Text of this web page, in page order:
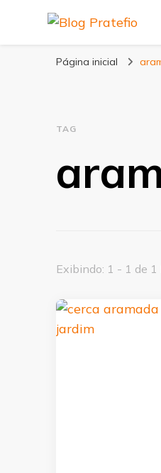
Blog
Página inicial
TAG
Exibindo: 1 - 1 de 1